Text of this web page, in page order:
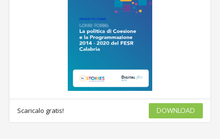
Scaricalo gratis! DOWNLOAD